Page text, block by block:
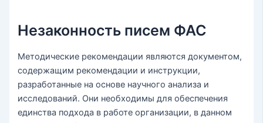
Незаконность писем ФАС
Методические рекомендации являются документом,
содержащим рекомендации и инструкции,
разработанные на основе научного анализа и
исследований. Они необходимы для обеспечения
единства подхода в работе организации, в данном